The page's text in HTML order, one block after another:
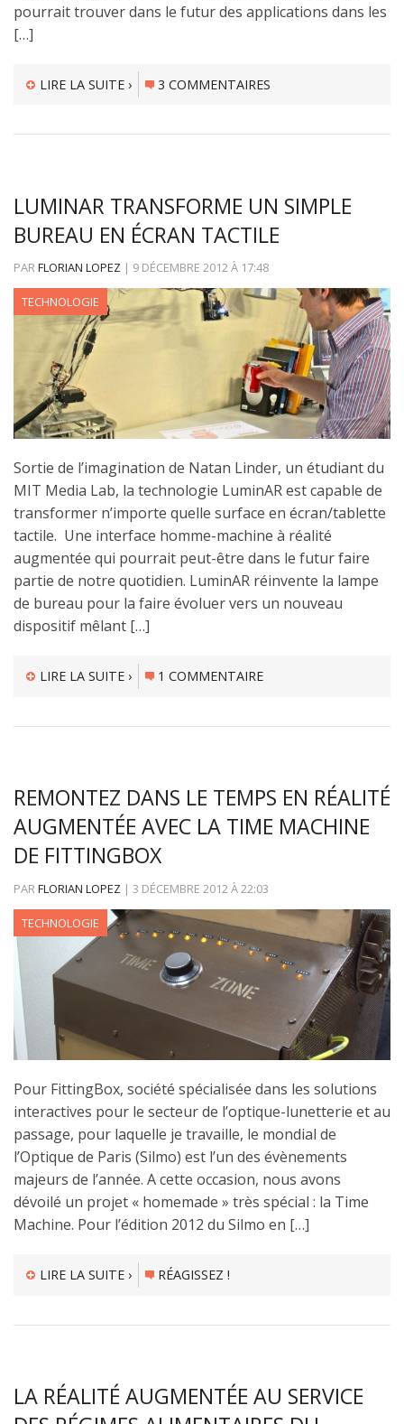
pourrait trouver dans le futur des applications dans les
[…]
LIRE LA SUITE › 3 COMMENTAIRES
LUMINAR TRANSFORME UN SIMPLE
BUREAU EN ÉCRAN TACTILE
PARFLORIAN LOPEZ | 9 DÉCEMBRE 2012À 17:48
TECHNOLOGIE
Sortie de l’imagination de Natan Linder, un étudiant du
MIT Media Lab, la technologie LuminAR est capable de
transformer n’importe quelle surface en écran/tablette
tactile. Une interface homme-machine à réalité
augmentée qui pourrait peut-être dans le futur faire
partie de notre quotidien. LuminAR réinvente la lampe
de bureau pour la faire évoluer vers un nouveau
dispositif mêlant […]
LIRE LA SUITE › 1 COMMENTAIRE
REMONTEZ DANS LE TEMPS EN RÉALITÉ
AUGMENTÉE AVEC LA TIME MACHINE
DE FITTINGBOX
PARFLORIAN LOPEZ | 3 DÉCEMBRE 2012À22:03
TECHNOLOGIE
Pour FittingBox, société spécialisée dans les solutions
interactives pour le secteur de l’optique-lunetterie et au
passage, pour laquelle je travaille, le mondial de
l’Optique de Paris (Silmo) est l’un des évènements
majeurs de l’année. A cette occasion, nous avons
dévoilé un projet « homemade » très spécial : la Time
Machine. Pour l’édition 2012 du Silmo en […]
LIRE LA SUITE › RÉAGISSEZ !
LA RÉALITÉ AUGMENTÉE AU SERVICE